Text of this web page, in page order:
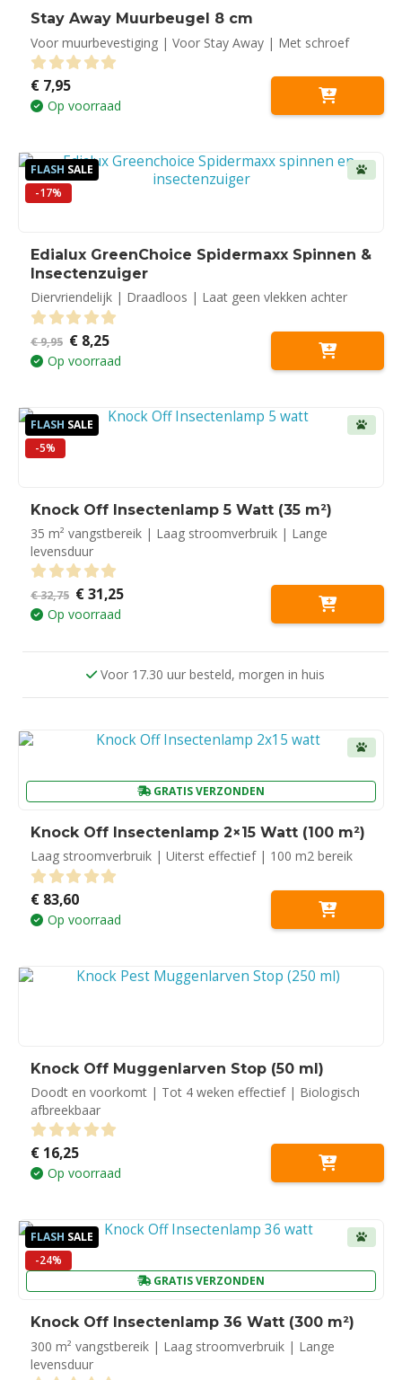
Stay Away Muurbeugel 8 cm
Voor muurbevestiging | Voor Stay Away | Met schroef
0 out of 5
€ 7,95
Op voorraad
FLASH SALE
-17%
Edialux GreenChoice Spidermaxx Spinnen &
Insectenzuiger
Diervriendelijk | Draadloos | Laat geen vlekken achter
0out of 5
€9,95 Oorspronkelijke
prijs
was:
€8,25Huidige
prijs
is:
Op voorraad
FLASH SALE
-5%
Knock Off Insectenlamp 5 Watt (35 m²)
35 m² vangstbereik | Laag stroomverbruik | Lange
levensduur
0out of 5
€32,75 Oorspronkelijke
prijs
was:
€31,25Huidige
Op voorraad
Voor 17.30 uur besteld, morgen in huis
GRATIS VERZONDEN
Knock Off Insectenlamp 2×15 Watt (100 m²)
Laag stroomverbruik | Uiterst effectief | 100 m2 bereik
0 out of 5
€ 83,60
Op voorraad
Knock Off Muggenlarven Stop (50 ml)
Doodt en voorkomt | Tot 4 weken effectief | Biologisch
afbreekbaar
0 out of 5
€ 16,25
Op voorraad
FLASH SALE
-24%
GRATIS VERZONDEN
Knock Off Insectenlamp 36 Watt (300 m²)
300 m² vangstbereik | Laag stroomverbruik | Lange
levensduur